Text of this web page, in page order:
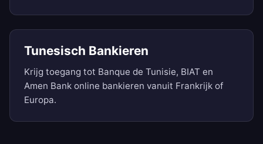
Tunesisch Bankieren
Krijg toegang tot Banque de Tunisie, BIAT en
Amen Bank online bankieren vanuit Frankrijk of
Europa.